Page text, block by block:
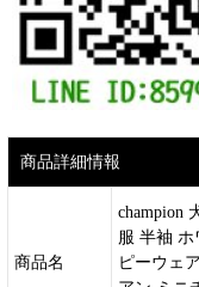
商品詳細情報
商品名
champion
服 半袖
ピーウェ